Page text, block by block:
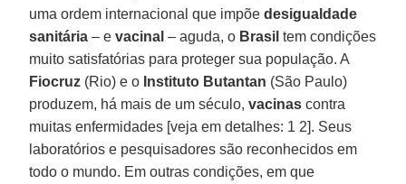
uma ordem internacional que impõedesigualdade
sanitária – evacinal – aguda, o Brasil tem condições
muito satisfatórias para proteger sua população. A
Fiocruz (Rio) e o Instituto Butantan (São Paulo)
produzem, há mais de um século,vacinas contra
muitas enfermidades [veja em detalhes: 1 2]. Seus
laboratórios e pesquisadores são reconhecidos em
todo o mundo. Em outras condições, em que